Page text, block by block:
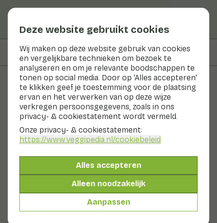
Deze website gebruikt cookies
Wij maken op deze website gebruik van cookies
en vergelijkbare technieken om bezoek te
analyseren en om je relevante boodschappen te
tonen op social media. Door op 'Alles accepteren'
te klikken geef je toestemming voor de plaatsing
ervan en het verwerken van op deze wijze
verkregen persoonsgegevens, zoals in ons
privacy- & cookiestatement wordt vermeld.
Onze privacy- & cookiestatement:
https://www.veggipedia.nl/cookiebeleid
Alles accepteren
Alleen noodzakelijk
Aanpassen
Op deze pagina Ingrediënten
Recepten
Rode bessen granola bowl
Ontbijt Tussendoor Nagerecht 20 - 30 min
Met seizoensproducten